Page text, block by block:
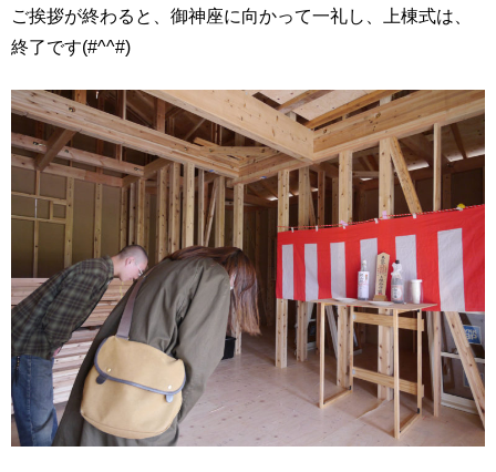
ご挨拶が終わると、御神座に向かって一礼し、上棟式は、
終了です(#^^#)